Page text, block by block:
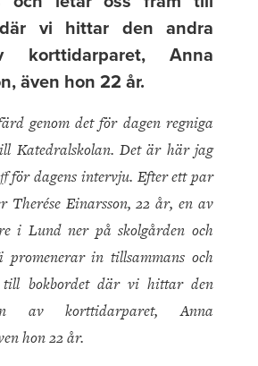
vi hittar den andra
korttidarparet, Anna
även hon 22 år.
genom det för dagen regniga
Katedralskolan. Det är här jag
för dagens intervju. Efter ett par
Therése Einarsson, 22 år, en av
i Lund ner på skolgården och
in tillsammans och
bokbordet där vi hittar den
av korttidarparet, Anna
hon 22 år.